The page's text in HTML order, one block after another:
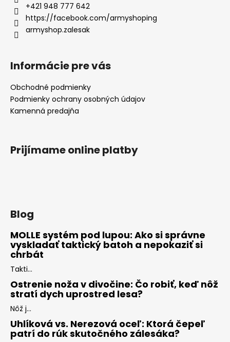
+421 948 777 642
https://facebook.com/armyshoping
armyshop.zalesak
Informácie pre vás
Obchodné podmienky
Podmienky ochrany osobných údajov
Kamenná predajňa
Prijímame online platby
Blog
MOLLE systém pod lupou: Ako si správne
vyskladať taktický batoh a nepokaziť si
chrbát
Takti...
Ostrenie noža v divočine: Čo robiť, keď nôž
stratí dych uprostred lesa?
Nôž j...
Uhlíková vs. Nerezová oceľ: Ktorá čepeľ
patrí do rúk skutočného zálesáka?